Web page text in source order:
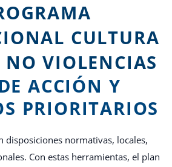
CULTURA
NO VIOLENCIAS
ACCIÓN Y
PRIORITARIOS
disposiciones normativas, locales,
Con estas herramientas, el plan